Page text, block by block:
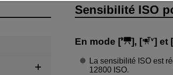
Sensibilité ISO
En mode [ ], [ ] et [
La sensibilité ISO est
12800 ISO.